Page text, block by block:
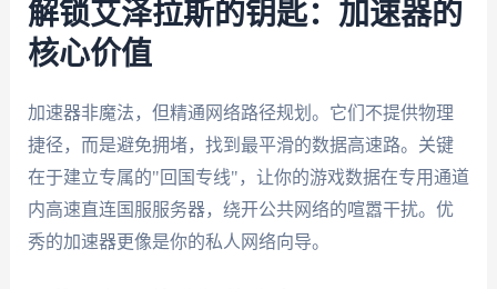
解锁艾泽拉斯的钥匙：加速器的
核心价值
加速器非魔法，但精通网络路径规划。它们不提供物理
捷径，而是避免拥堵，找到最平滑的数据高速路。关键
在于建立专属的"回国专线"，让你的游戏数据在专用通道
内高速直连国服服务器，绕开公共网络的喧嚣干扰。优
秀的加速器更像是你的私人网络向导。